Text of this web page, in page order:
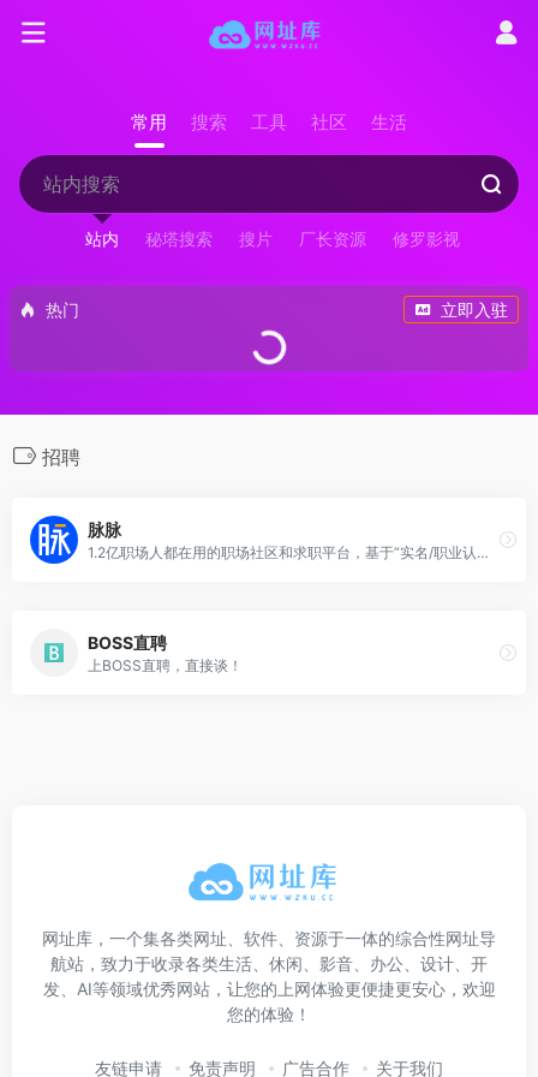
常用 搜索 工具 社区 生活
站内 秘塔搜索 搜片 厂长资源 修罗影视
热门 立即入驻
招聘
脉脉
1.2亿职场人都在用的职场社区和求职平台，基于“实名/职业认证”和“人脉网络引擎”帮助职场人拓展人脉、交流合作、求职招聘，收获更多机遇。
BOSS直聘
上BOSS直聘，直接谈！
网址库，一个集各类网址、软件、资源于一体的综合性网址导
航站，致力于收录各类生活、休闲、影音、办公、设计、开
发、AI等领域优秀网站，让您的上网体验更便捷更安心，欢迎
您的体验！
友链申请 免责声明 广告合作 关于我们